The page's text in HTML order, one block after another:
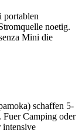
portablen
noetig.
Mini die
schaffen 5-
Fuer Camping oder
intensive